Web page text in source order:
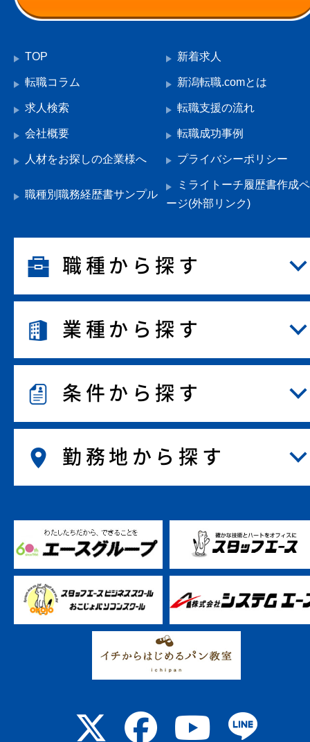
TOP 新着求人
転職コラム 新潟転職.comとは
求人検索 転職支援の流れ
会社概要 転職成功事例
人材をお探しの企業様へ プライバシーポリシー
職種別職務経歴書サンプル
ミライトーチ履歴書作成ペ
ージ(外部リンク)
職種から探す
業種から探す
条件から探す
勤務地から探す